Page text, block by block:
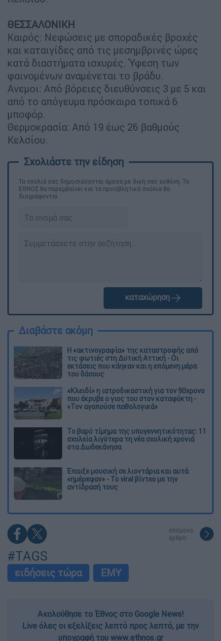
ΘΕΣΣΑΛΟΝΙΚΗ
Καιρός: Νεφώσεις με σποραδικές βροχές
και καταιγίδες από τις μεσημβρινές ώρες
κατά διαστήματα ισχυρές. Ύφεση των
φαινομένων αναμένεται το βράδυ.
Ανεμοι: Από βόρειες διευθύνσεις 3 με 5 και
από το απόγευμα πρόσκαιρα τοπικά 6
μποφόρ.
Θερμοκρασία: Από 19 έως 26 βαθμούς
Κελσίου.
Τα σχολιά σας δημοσιεύονται άμεσα με δική σας ευθύνη. Το
ΕΘΝΟΣ θα παρεμβαίνει και τα προσβλητικά σχόλια θα
διαγράφονται
καταχώρηση
Διαβάστε ακόμη
Η «ακτινογραφία» της καταστροφής από
τις φωτιές στη Δυτική Αττική - Οι
εκτάσεις που κάηκαν και η επόμενη μέρα
του δάσους
«Κλειδί» η ιατροδικαστική για τον 90χρονο
που έκρυβε ο γιος του στον καταψύκτη -
«Τον αγαπούσε παθολογικά»
Το βαρύ τίμημα της υπογεννητικότητας: 11
σχολεία λιγότερα τη νέα σχολική χρονιά
στα Δωδεκάνησα
Έπαιξε μουσική σε λιοντάρια και αυτά
«ημέρεψαν» - Το viral βίντεο με την
αντίδρασή τους
επόμενο
άρθρο
#TAGS
ειδήσεις τώρα ΕΜΥ
Ακολούθησε το Έθνος στο Google News!
Live όλες οι εξελίξεις λεπτό προς λεπτό, με την
υπογραφή του www.ethnos.gr